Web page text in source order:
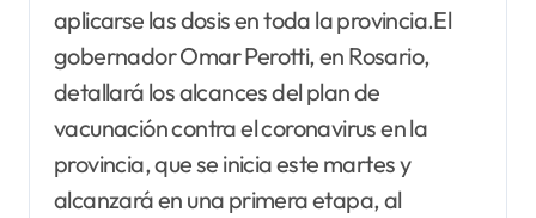
aplicarse las dosis en toda la provincia.El
gobernador Omar Perotti, en Rosario,
detallará los alcances del plan de
vacunación contra el coronavirus en la
provincia, que se inicia este martes y
alcanzará en una primera etapa, al